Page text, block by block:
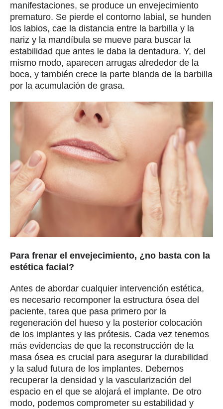
manifestaciones, se produce un envejecimiento
prematuro. Se pierde el contorno labial, se hunden
los labios, cae la distancia entre la barbilla y la
nariz y la mandíbula se mueve para buscar la
estabilidad que antes le daba la dentadura. Y, del
mismo modo, aparecen arrugas alrededor de la
boca, y también crece la parte blanda de la barbilla
por la acumulación de grasa.
Para frenar el envejecimiento, ¿no basta con la
estética facial?
Antes de abordar cualquier intervención estética,
es necesario recomponer la estructura ósea del
paciente, tarea que pasa primero por la
regeneración del hueso y la posterior colocación
de los implantes y las prótesis. Cada vez tenemos
más evidencias de que la reconstrucción de la
masa ósea es crucial para asegurar la durabilidad
y la salud futura de los implantes. Debemos
recuperar la densidad y la vascularización del
espacio en el que se alojará el implante. De otro
modo, podemos comprometer su estabilidad y